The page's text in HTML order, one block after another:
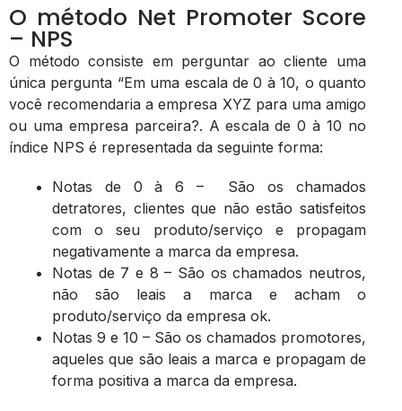
O método Net Promoter Score
– NPS
O método consiste em perguntar ao cliente uma
única pergunta “Em uma escala de 0 à 10, o quanto
você recomendaria a empresa XYZ para uma amigo
ou uma empresa parceira?. A escala de 0 à 10 no
índice NPS é representada da seguinte forma:
Notas de 0 à 6 – São os chamados
detratores, clientes que não estão satisfeitos
com o seu produto/serviço e propagam
negativamente a marca da empresa.
Notas de 7 e 8 – São os chamados neutros,
não são leais a marca e acham o
produto/serviço da empresa ok.
Notas 9 e 10 – São os chamados promotores,
aqueles que são leais a marca e propagam de
forma positiva a marca da empresa.